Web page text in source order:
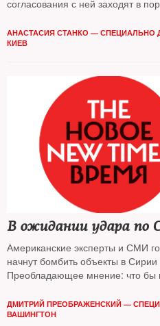
согласования с ней заходят в
АНАСТАСИЯ СТАНКО — СПЕЦИАЛЬНО
КИЕВ
В ожидании удара по
Американские эксперты и СМИ
начнут бомбить объекты в Сирии
Преобладающее мнение: что бы
апреля
ДМИТРИЙ ПРЕОБРАЖЕНСКИЙ —
ВАШИНГТОН